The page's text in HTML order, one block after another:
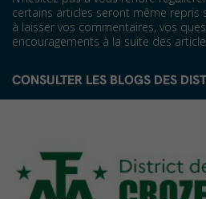
certains articles seront même repris
à laisser vos commentaires, vos
encouragements à la suite des
CONSULTER LES BLOGS DES